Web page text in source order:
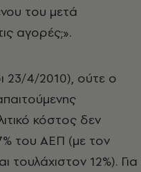
του μετά
αγορές;».
23/4/2010), ούτε ο
κόστος δεν
του ΑΕΠ (με τον
τουλάχιστον 12%). Για